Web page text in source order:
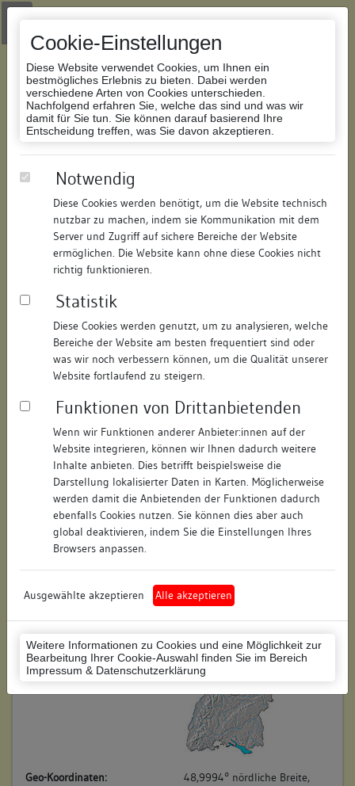
Cookie-Einstellungen
Diese Website verwendet Cookies, um Ihnen ein
bestmögliches Erlebnis zu bieten. Dabei werden
verschiedene Arten von Cookies unterschieden.
Nachfolgend erfahren Sie, welche das sind und was wir
damit für Sie tun. Sie können darauf basierend Ihre
Entscheidung treffen, was Sie davon akzeptieren.
Notwendig
Diese Cookies werden benötigt, um die Website technisch
nutzbar zu machen, indem sie Kommunikation mit dem
Server und Zugriff auf sichere Bereiche der Website
ermöglichen. Die Website kann ohne diese Cookies nicht
richtig funktionieren.
Statistik
Diese Cookies werden genutzt, um zu analysieren, welche
Bereiche der Website am besten frequentiert sind oder
was wir noch verbessern können, um die Qualität unserer
Website fortlaufend zu steigern.
Funktionen von Drittanbietenden
Wenn wir Funktionen anderer Anbieter:innen auf der
Website integrieren, können wir Ihnen dadurch weitere
Inhalte anbieten. Dies betrifft beispielsweise die
Darstellung lokalisierter Daten in Karten. Möglicherweise
werden damit die Anbietenden der Funktionen dadurch
ebenfalls Cookies nutzen. Sie können dies aber auch
global deaktivieren, indem Sie die Einstellungen Ihres
Browsers anpassen.
Ausgewählte akzeptieren Alle akzeptieren
Weitere Informationen zu Cookies und eine Möglichkeit zur
Bearbeitung Ihrer Cookie-Auswahl finden Sie im Bereich
Impressum & Datenschutzerklärung
Zur Navigation springen
Zum Inhalt der Website springen
Datenbank Bauforschung/Restaurierung
124925645012/Datum:04.05.2016
Datenbestand:
Bauforschung und Restaurierung
Als PDF herunterladen:
Objektdaten
Straße: Hauptstraße
Hausnummer: 13
Postleitzahl: 74354
Stadt-Teilort: Besigheim
Regierungsbezirk: Stuttgart
Ludwigsburg (Landkreis)
Wohnplatzschlüssel: 8118007001
Flurstücknummer: keine
Historischer Straßenname: keiner
Lage des Wohnplatzes:
Geo-Koordinaten:
48,9994° nördliche Breite,